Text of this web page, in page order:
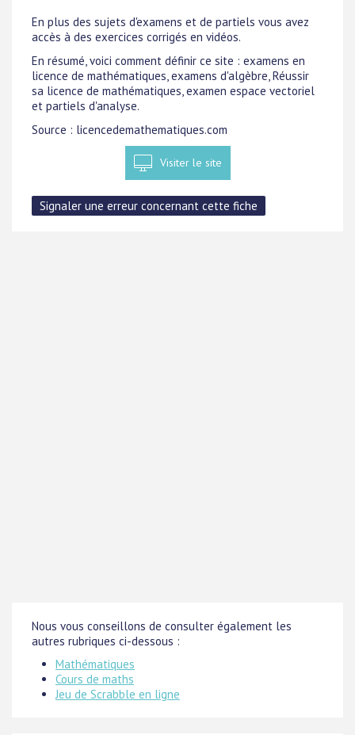
En plus des sujets d'examens et de partiels vous avez
accès à des exercices corrigés en vidéos.
En résumé, voici comment définir ce site : examens en
licence de mathématiques, examens d'algèbre, Réussir
sa licence de mathématiques, examen espace vectoriel
et partiels d'analyse.
Source : licencedemathematiques.com
Visiter le site
Nous vous conseillons de consulter également les
autres rubriques ci-dessous :
Mathématiques
Cours de maths
Jeu de Scrabble en ligne